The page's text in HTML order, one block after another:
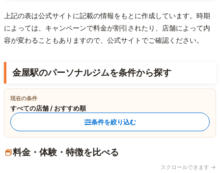
上記の表は公式サイトに記載の情報をもとに作成しています。時期
によっては、キャンペーンで料金が割引されたり、店舗によって内
容が変わることもありますので、公式サイトでご確認ください。
金屋駅のパーソナルジムを条件から探す
現在の条件
すべての店舗 / おすすめ順
条件を絞り込む
料金・体験・特徴を比べる
スクロールできます →